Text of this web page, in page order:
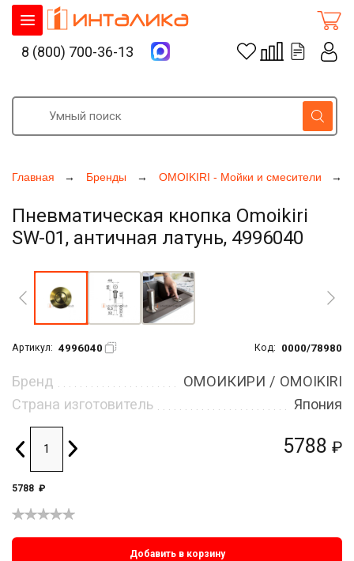
Главная Бренды OMOIKIRI - Мойки и смесители
Пневматическая кнопка Omoikiri
SW-01, античная латунь, 4996040
Артикул: 4996040 Код: 0000/78980
5788 ₽
Бренд
ОМОИКИРИ / OMOIKIRI
Страна изготовитель
Япония
5788 ₽
Добавить в корзину
8 (800) 700-36-13